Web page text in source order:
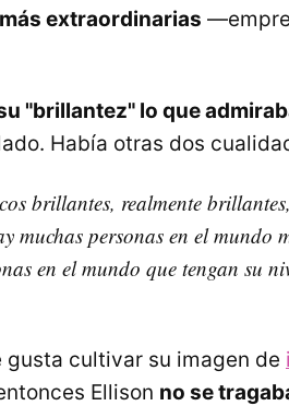
extraordinarias
"brillantez" lo que
Había otras dos
brillantes, realmente
muchas personas en el mundo
en el mundo que tengan su
gusta cultivar su imagen de
Ellison no se